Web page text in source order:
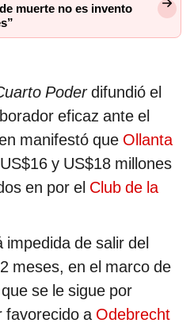
muerte no es invento
Poderdifundió el
eficaz ante el
manifestó que Ollanta
y US$18 millones
en por el Club de la
impedida de salir del
meses, en el marco de
se le sigue por
favorecido a Odebrecht